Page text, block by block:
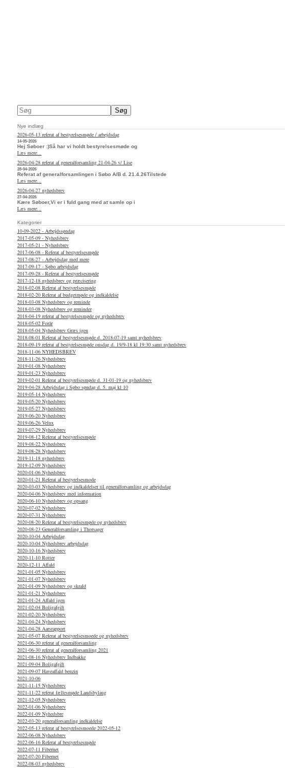
Nye indlæg
2026-05-13 referat af bestyrelsesmøde / arbejdsdag
14-05-2026
Hej Søboer :)Så har vi holdt bestyrelsesmøde og
Læs mere...
2026-04-28 referat af generalforsamling 21-04-26 v/ Lise
28-04-2026
Referat af generalforsamlingen i Søbo A/B d. 21.4.26Tilstede
Læs mere...
2026-04-27 nyhedsbrev
27-04-2026
Kære Søboer,Vi er i fuld gang med at samle op i
Læs mere...
Kategorier
10-09-2022 - Arbejdssøndag
2017-05-09 - Nyhedsbrev
2017-05-21 - Nyhedsbrev
2017-06-08 - Referat af bestyrelsesmøde
2017-08-27 - Arbejdsdag med mere
2017-09-17 - Søbo arbejdsdag
2017-09-28 - Referat af bestyrelsesmøde
2017-12-18 nyhedsbrev og præcisering
2018-02-08 Referat af bestyrelsesmøde
2018-02-20 Referat af budgetmøde og indkaldelse
2018-03-08 Nyhedsbrev og reminde
2018-03-08 Nyhedsbrev og reminder
2018-04-19 referat af bestyrelsesmøde og nyhedsbrev
2018-05-02 Forår
2018-05-04 Nyhedsbrev Græs igen
2018-08-01 Referat af bestyrelsesmøde d. 2018-07-19 samt nyhedsbrev
2018-09-19 referat af bestyrelsesmøde onsdag d. 19/9-18 kl 19:30 samt nyhedsbrev
2018-11-06 NYHEDSBREV
2018-11-26 Nyhedsbrev
2019-01-08 Nyhedsbrev
2019-01-23 Nyhedsbrev
2019-02-01 Referat af bestyrelsesmøde d. 31-01-19 og nyhedsbrev
2019-04-28 Arbejdsdag i Søbo søndag d. 5. maj kl 10
2019-05-14 Nyhedsbrev
2019-05-20 Nyhedsbrev
2019-05-27 Nyhedsbrev
2019-06-20 Nyhedsbrev
2019-06-26 Velux
2019-07-29 Nyhedsbrev
2019-08-12 Referat af bestyrelsesmøde
2019-08-22 Nyhedsbrev
2019-08-28 Nyhedsbrev
2019-11-18 nyhedsbrev
2019-12-09 Nyhedsbrev
2020-01-06 Nyhedsbrev
2020-01-21 Referat af bestyrelsesmode
2020-03-03 Nyhedsbrev og indkaldelser til generalforsamling og arbejdsdag
2020-04-06 Nyhedsbrev med information
2020-06-10 Nyhedsbrev og opsang
2020-07-02 Nyhedsbrev
2020-07-31 Nyhedsbrev
2020-08-20 Referat af bestyrelsesmøde og nyhedsbrev
2020-08-23 Generalforsamling i Thorsager
2020-10-04 Arbejdsdag
2020-10-04 Nyhedsbrev arbejdsdag
2020-10-16 Nyhedsbrev
2020-11-10 Rotter
2020-12-11 Affald
2021-01-05 Nyhedsbrev
2021-01-07 Nyhedsbrev
2021-01-09 Nyhedsbrev og skrald
2021-01-21 Nyhedsbrev
2021-01-24 Affald igen
2021-02-04 Boligafgift
2021-02-20 Nyhedsbrev
2021-04-24 Nyhedsbrev
2021-04-28 Aarsrapport
2021-05-07 Referat af bestyrelsesmoede og nyhedsbrev
2021-06-30 referat af generalforsamling
2021-06-30 referat af generalforsamling 2021
2021-08-16 Nyhedsbrev Indbakke
2021-09-04 Boligafgift
2021-09-07 Haveaffald benzin
2021-10-06
2021-11-15 Nyhedsbrev
2021-11-22 referat fællesmøde Landsbylaug
2021-12-05 Nyhedsbrev
2022-01-06 Nyhedsbrev
2022-01-09 Nyhedsbre
2022-03-20 generalforsamling indkaldelse
2022-05-13 referat af bestyrelsesmoede 2022-05-12
2022-06-08 Nyhedsbrev
2022-06-16 Referat af bestyrelsesmøde
2022-07-11 Fibernet
2022-07-20 Fibernet
2022-08-03 nyhedsbrev